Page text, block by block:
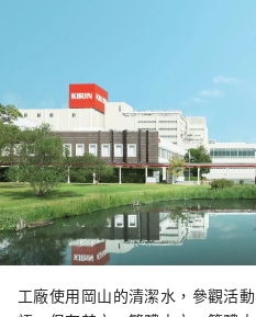
工廠使用岡山的清潔水，參觀活